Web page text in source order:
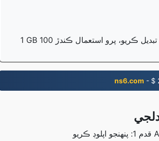
ns6.com